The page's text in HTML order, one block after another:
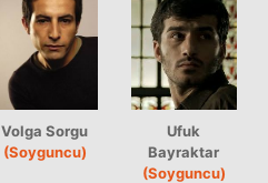
Volga Sorgu
(Soyguncu)
Ufuk
Bayraktar
(Soyguncu)